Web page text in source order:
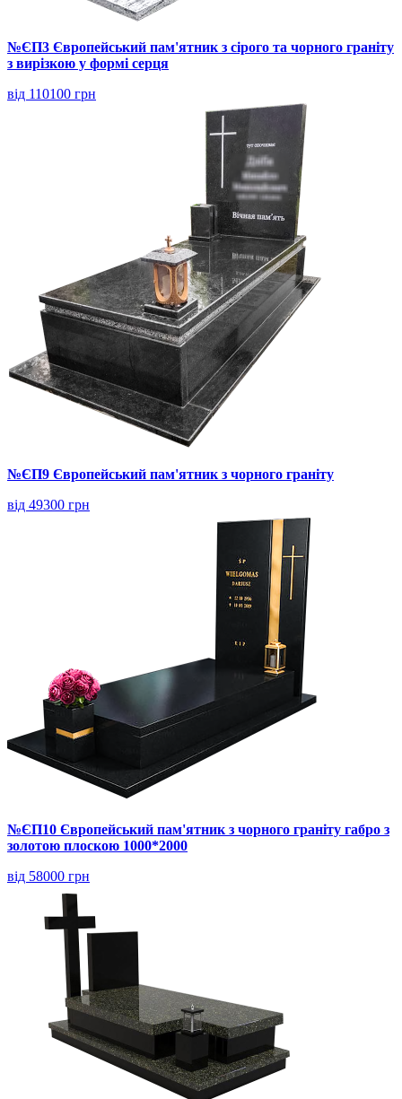
№ЄП3 Європейський пам'ятник з сірого та чорного граніту
з вирізкою у формі серця
від 110100 грн
№ЄП9 Європейський пам'ятник з чорного граніту
від 49300 грн
№ЄП10 Європейський пам'ятник з чорного граніту габро з
золотою плоскою 1000*2000
від 58000 грн